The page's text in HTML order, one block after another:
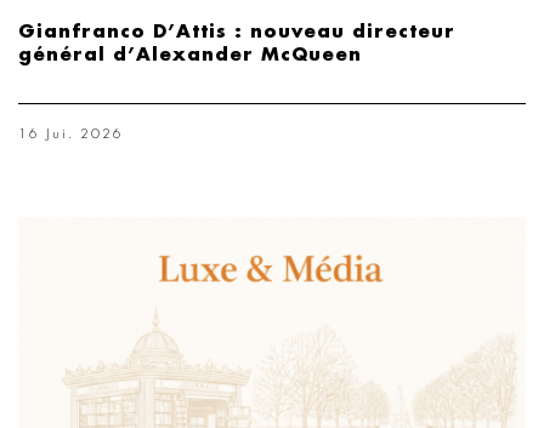
Gianfranco D’Attis : nouveau directeur
général d’Alexander McQueen
16 Jui. 2026